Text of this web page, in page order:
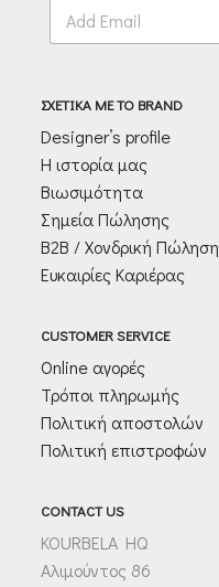
E
a
*
ΣΧΕΤΙΚΑ ΜΕ ΤΟ BRAND
Designer’s profile
Η ιστορία μας
Βιωσιμότητα
Σημεία Πώλησης
Β2Β / Χονδρική Πώληση
Ευκαιρίες Καριέρας
CUSTOMER SERVICE
Online αγορές
Τρόποι πληρωμής
Πολιτική αποστολών
Πολιτική επιστροφών
CONTACT US
KOURBELA HQ
Αλιμούντος 86